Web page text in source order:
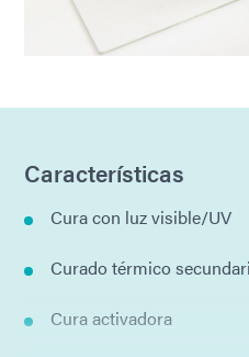
Características
Cura con luz visible/UV
Curado térmico
Cura activadora